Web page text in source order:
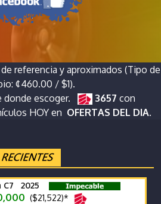
referencia y aproximados (Tipo de
¢460.00 / $1).
donde escoger. 3657 con
HOY en OFERTAS DEL DIA.
C7 2025
($21,522)*